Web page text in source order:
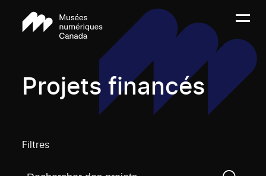
Projets financés
Filtres